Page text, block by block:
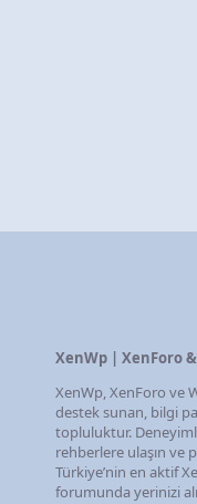
XenWp | XenForo
XenWp, XenForo ve
destek sunan, bilgi
topluluktur.
rehberlere ulaşın ve
Türkiye’nin en aktif
forumunda yerinizi